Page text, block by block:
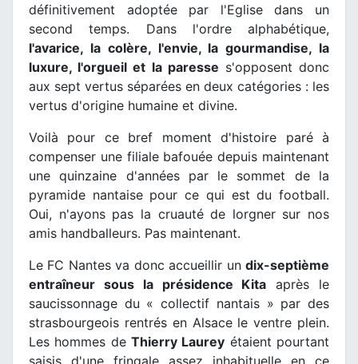
définitivement adoptée par l'Eglise dans un
second temps. Dans l'ordre alphabétique,
l'avarice, la colère, l'envie, la gourmandise, la
luxure, l'orgueil et la paresse s'opposent donc
aux sept vertus séparées en deux catégories : les
vertus d'origine humaine et divine.
Voilà pour ce bref moment d'histoire paré à
compenser une filiale bafouée depuis maintenant
une quinzaine d'années par le sommet de la
pyramide nantaise pour ce qui est du football.
Oui, n'ayons pas la cruauté de lorgner sur nos
amis handballeurs. Pas maintenant.
Le FC Nantes va donc accueillir un dix-septième
entraîneur sous la présidence Kita après le
saucissonnage du « collectif nantais » par des
strasbourgeois rentrés en Alsace le ventre plein.
Les hommes de Thierry Laurey étaient pourtant